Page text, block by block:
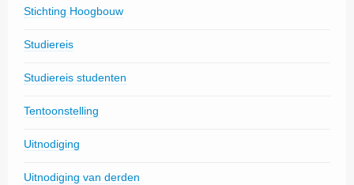
Stichting Hoogbouw
Studiereis
Studiereis studenten
Tentoonstelling
Uitnodiging
Uitnodiging van derden